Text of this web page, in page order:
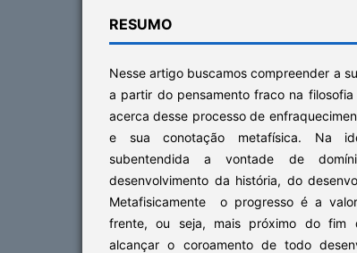
RESUMO
Nesse artigo buscamos compreender a
a partir do pensamento fraco na
acerca desse processo de
e sua conotação metafísica. Na
subentendida a vontade de
desenvolvimento da história, do
Metafisicamente o progresso é a
frente, ou seja, mais próximo do fim
alcançar o coroamento de todo